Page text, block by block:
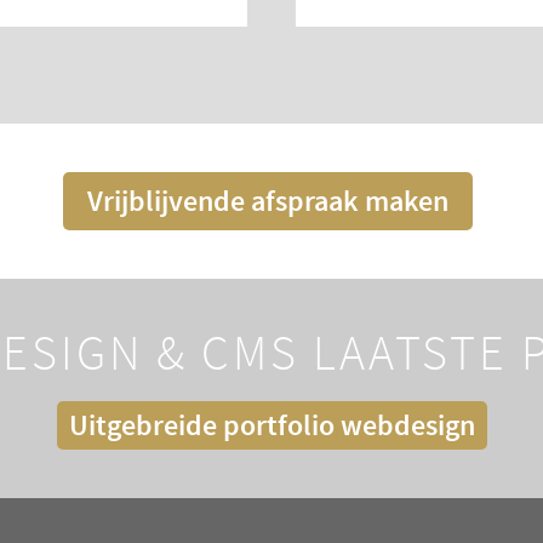
Vrijblijvende afspraak maken
& CMS LAATSTE
Uitgebreide portfolio webdesign